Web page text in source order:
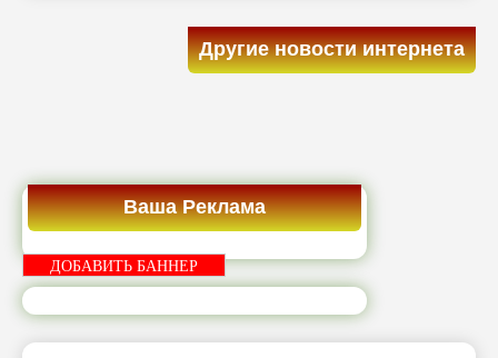
Другие новости интернета
Ваша Реклама
ДОБАВИТЬ БАННЕР